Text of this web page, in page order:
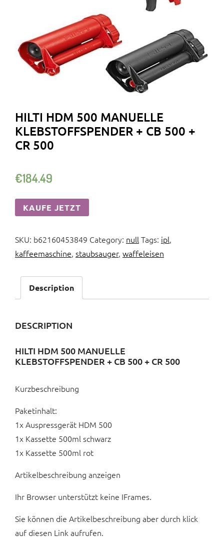
HILTI HDM 500 MANUELLE
KLEBSTOFFSPENDER + CB 500 +
CR 500
€184.49
KAUFE JETZT
SKU: b62160453849 Category: nullTags: ipl,
kaffeemaschine, staubsauger, waffeleisen
Description
DESCRIPTION
HILTI HDM 500 MANUELLE
KLEBSTOFFSPENDER + CB 500 + CR 500
Kurzbeschreibung
Paketinhalt:
1x Auspressgerät HDM 500
1x Kassette 500ml schwarz
1x Kassette 500ml rot
Artikelbeschreibung anzeigen
Ihr Browser unterstützt keine IFrames.
Sie können die Artikelbeschreibung aber durch klick
auf diesen Link aufrufen.